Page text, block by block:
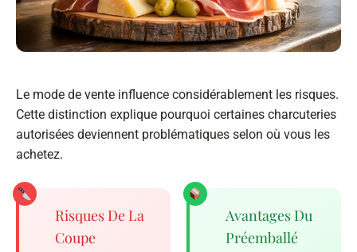
Le mode de vente influence considérablement les risques.
Cette distinction explique pourquoi certaines charcuteries
autorisées deviennent problématiques selon où vous les
achetez.
Risques De La
Coupe
Avantages Du
Préemballé